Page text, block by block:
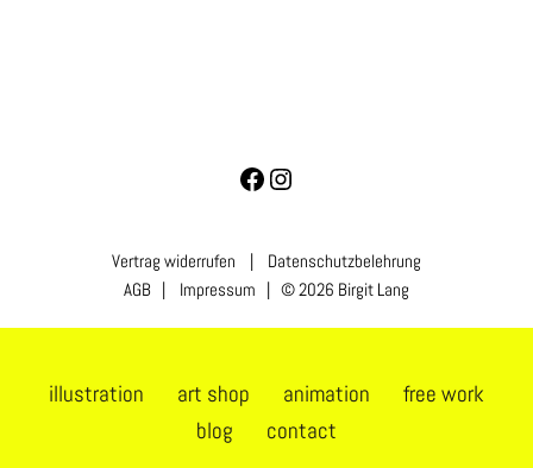
Vertrag widerrufen | Datenschutzbelehrung
AGB | Impressum | © 2026 Birgit Lang
illustration art shop animation
free work
blog
contact